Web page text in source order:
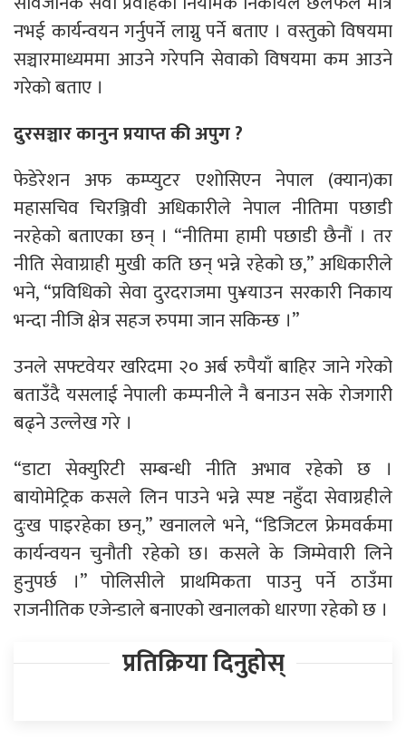
नभई कार्यन्वयन गर्नुपर्ने लाग्नु पर्ने बताए । वस्तुको विषयमा
सञ्चारमाध्यममा आउने गरेपनि सेवाको विषयमा कम आउने
गरेको बताए ।
दुरसञ्चार कानुन प्रयाप्त की अपुग ?
फेडेरेशन अफ कम्प्युटर एशोसिएन नेपाल (क्यान)का
महासचिव चिरञ्जिवी अधिकारीले नेपाल नीतिमा पछाडी
नरहेको बताएका छन् । “नीतिमा हामी पछाडी छैनौं । तर
नीति सेवाग्राही मुखी कति छन् भन्ने रहेको छ,” अधिकारीले
भने, “प्रविधिको सेवा दुरदराजमा पु¥याउन सरकारी निकाय
भन्दा नीजि क्षेत्र सहज रुपमा जान सकिन्छ ।”
उनले सफ्टवेयर खरिदमा २० अर्ब रुपैयाँ बाहिर जाने गरेको
बताउँदै यसलाई नेपाली कम्पनीले नै बनाउन सके रोजगारी
बढ्ने उल्लेख गरे ।
“डाटा सेक्युरिटी सम्बन्धी नीति अभाव रहेको छ ।
बायोमेट्रिक कसले लिन पाउने भन्ने स्पष्ट नहुँदा सेवाग्रहीले
दुःख पाइरहेका छन्,” खनालले भने, “डिजिटल फ्रेमवर्कमा
कार्यन्वयन चुनौती रहेको छ। कसले के जिम्मेवारी लिने
हुनुपर्छ ।” पोलिसीले प्राथमिकता पाउनु पर्ने ठाउँमा
राजनीतिक एजेन्डाले बनाएको खनालको धारणा रहेको छ ।
प्रतिक्रिया दिनुहोस्